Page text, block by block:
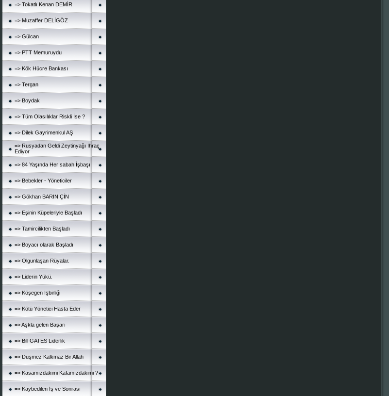
=> Tokatlı Kenan DEMİR
=> Muzaffer DELİGÖZ
=> Gülcan
=> PTT Memuruydu
=> Kök Hücre Bankası
=> Tergan
=> Boydak
=> Tüm Olasılıklar Riskli İse ?
=> Dilek Gayrimenkul AŞ
=> Rusyadan Geldi Zeytinyağı İhraç
Ediyor
=> 84 Yaşında Her sabah İşbaşı
=> Bebekler - Yöneticiler
=> Gökhan BARIN ÇİN
=> Eşinin Küpeleriyle Başladı
=> Tamircilikten Başladı
=> Boyacı olarak Başladı
=> Olgunlaşan Rüyalar.
=> Liderin Yükü.
=> Köşegen İşbirliği
=> Kötü Yönetici Hasta Eder
=> Aşkla gelen Başarı
=> Bill GATES Liderlik
=> Düşmez Kalkmaz Bir Allah
=> Kasamızdakimi Kafamızdakimi ?
=> Kaybedilen İş ve Sonrası